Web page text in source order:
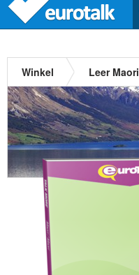
Winkel Leer Maori